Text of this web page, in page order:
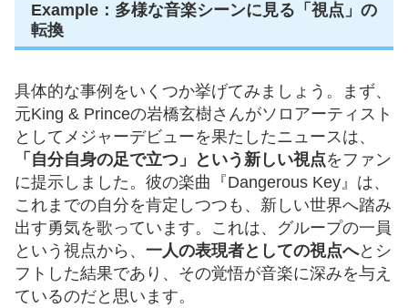
Example：多様な音楽シーンに見る「視点」の
転換
具体的な事例をいくつか挙げてみましょう。まず、
元King & Princeの岩橋玄樹さんがソロアーティスト
としてメジャーデビューを果たしたニュースは、
「自分自身の足で立つ」という新しい視点をファン
に提示しました。彼の楽曲『Dangerous Key』は、
これまでの自分を肯定しつつも、新しい世界へ踏み
出す勇気を歌っています。これは、グループの一員
という視点から、 一人の表現者としての視点へとシ
フトした結果であり、その覚悟が音楽に深みを与え
ているのだと思います。